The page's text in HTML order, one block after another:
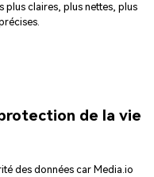
plus claires, plus nettes, plus
de la vie
des données car Media.io